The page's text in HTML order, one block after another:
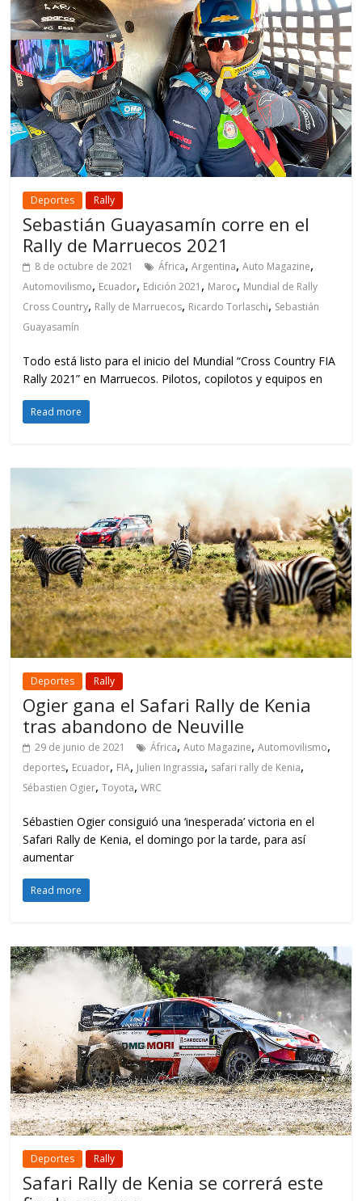
Deportes Rally
Sebastián Guayasamín corre en el
Rally de Marruecos 2021
8 de octubre de 2021 África,Argentina,Auto Magazine,
Automovilismo, Ecuador, Edición 2021 , Maroc, Mundial de Rally
Cross Country, Rally de Marruecos, Ricardo Torlaschi, Sebastián
Guayasamín
Todo está listo para el inicio del Mundial “Cross Country FIA
Rally 2021” en Marruecos. Pilotos, copilotos y equipos en
Read more
Deportes Rally
Ogier gana el Safari Rally de Kenia
tras abandono de Neuville
29 de junio de 2021 África,Auto Magazine,Automovilismo,
deportes, Ecuador, FIA, Julien Ingrassia, safari rally de Kenia,
Sébastien Ogier,Toyota,WRC
Sébastien Ogier consiguió una ‘inesperada’ victoria en el
Safari Rally de Kenia, el domingo por la tarde, para así
aumentar
Read more
Deportes Rally
Safari Rally de Kenia se correrá este